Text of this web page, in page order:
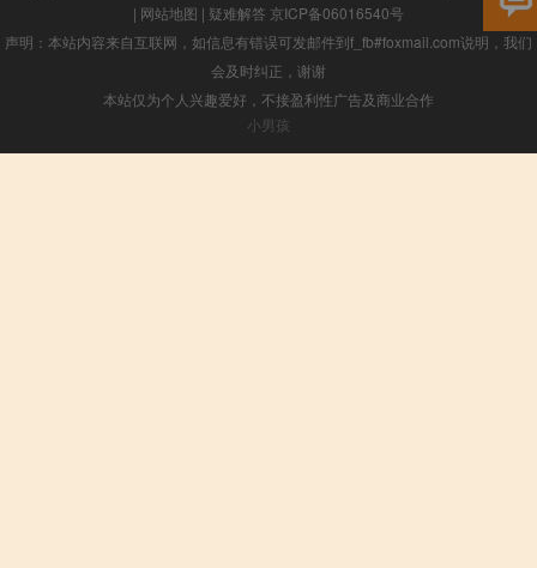
| 网站地图 | 疑难解答 京ICP备06016540号
声明：本站内容来自互联网，如信息有错误可发邮件到f_fb#foxmail.com说明，我们
会及时纠正，谢谢
本站仅为个人兴趣爱好，不接盈利性广告及商业合作
小男孩